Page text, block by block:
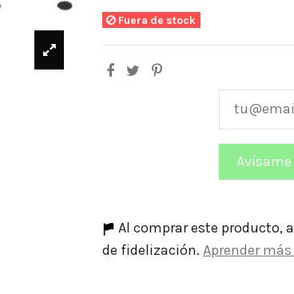
Fuera de stock
Al comprar este producto,
de fidelización. Aprender